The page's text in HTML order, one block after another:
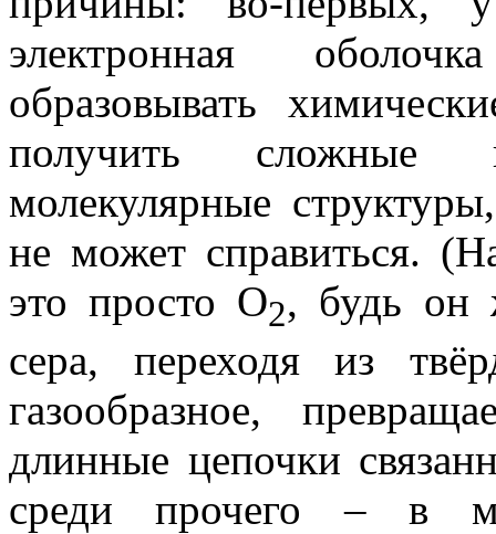
электронная
образовывать
получить сложные
молекулярные
не может справиться.
это просто O2, будь он
сера, переходя из
газообразное,
длинные цепочки
среди прочего – в